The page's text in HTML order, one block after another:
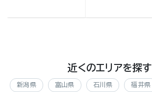
近くのエリアを探す
新潟県 富山県 石川県 福井県